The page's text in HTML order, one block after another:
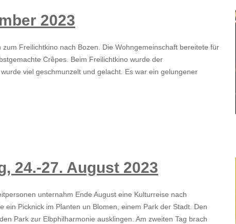
2023
Freilichtkino nach Bozen. Die Wohngemeinschaft bereitete für
Crêpes. Beim Freilichtkino wurde der
viel geschmunzelt und gelacht. Es war ein gelungener
24.-27. August 2023
unternahm Ende August eine Kulturreise nach
Picknick im Planten un Blomen, einem Park der Stadt. Den
Park zur Elbphilharmonie ausklingen. Am zweiten Tag brach